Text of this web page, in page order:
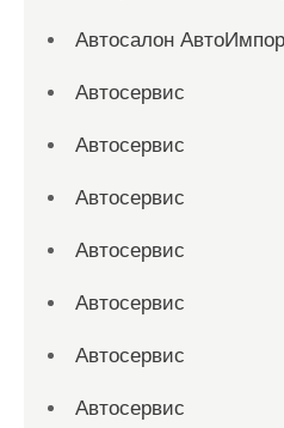
Автосалон
Автосервис
Автосервис
Автосервис
Автосервис
Автосервис
Автосервис
Автосервис